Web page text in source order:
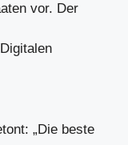
vor. Der
„Die beste